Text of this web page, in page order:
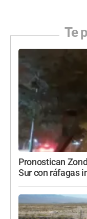
Te
Pronostican
Sur con ráfagas